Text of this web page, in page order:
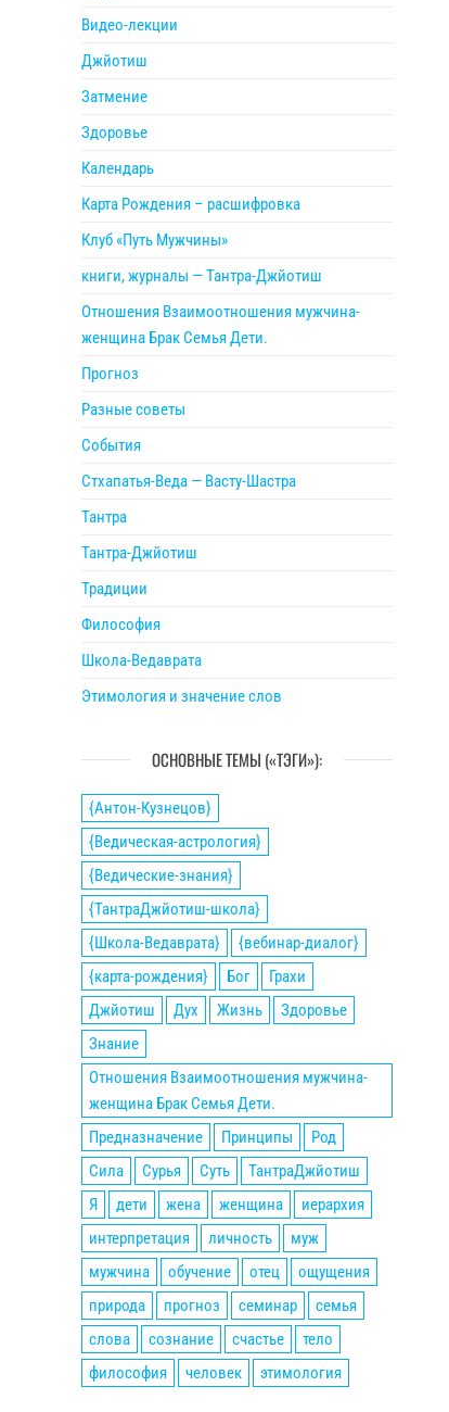
Видео-лекции
Джйотиш
Затмение
Здоровье
Календарь
Карта Рождения – расшифровка
Клуб «Путь Мужчины»
книги, журналы — Тантра-Джйотиш
Отношения Взаимоотношения мужчина-
женщина Брак Семья Дети.
Прогноз
Разные советы
События
Стхапатья-Веда — Васту-Шастра
Тантра
Тантра-Джйотиш
Традиции
Философия
Школа-Ведаврата
Этимология и значение слов
ОСНОВНЫЕ ТЕМЫ («ТЭГИ»):
{Антон-Кузнецов}
{Ведическая-астрология}
{Ведические-знания}
{ТантраДжйотиш-школа}
{Школа-Ведаврата}
{вебинар-диалог}
{карта-рождения}
Бог
Грахи
Джйотиш
Дух Жизнь
Здоровье
Знание
Отношения Взаимоотношения мужчина-
женщина Брак Семья Дети.
Предназначение
Принципы
Род
Сила
Сурья Суть
ТантраДжйотиш
Я
дети жена женщина
иерархия
интерпретация
личность
муж
мужчина
обучение отец
ощущения
природа
прогноз семинар
семья
слова
сознание счастье
тело
философия
человек этимология